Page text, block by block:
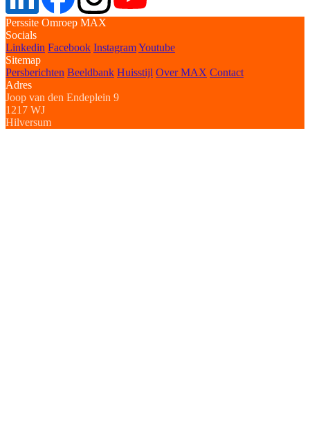
Perssite Omroep MAX
Socials
Linkedin Facebook InstagramYoutube
Sitemap
Persberichten Beeldbank Huisstijl Over MAX Contact
Adres
Joop van den Endeplein 9
1217 WJ
Hilversum